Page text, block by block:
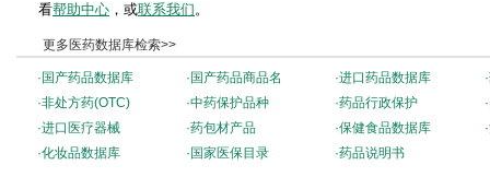
看帮助中心 ，或联系我们。
更多医药数据库检索>>
· 国产药品数据库 · 国产药品商品名 ·进口药品数据库 ·
·非处方药(OTC) ·中药保护品种 ·药品行政保护 ·
·进口医疗器械 ·药包材产品 ·保健食品数据库 ·
·化妆品数据库 · 国家医保目录 ·药品说明书